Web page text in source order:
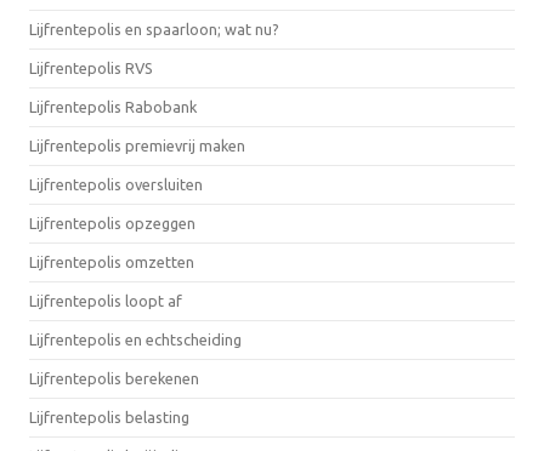
Lijfrentepolis en spaarloon; wat nu?
Lijfrentepolis RVS
Lijfrentepolis Rabobank
Lijfrentepolis premievrij maken
Lijfrentepolis oversluiten
Lijfrentepolis opzeggen
Lijfrentepolis omzetten
Lijfrentepolis loopt af
Lijfrentepolis en echtscheiding
Lijfrentepolis berekenen
Lijfrentepolis belasting